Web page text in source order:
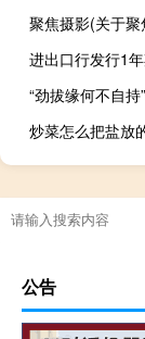
聚焦摄影(关于
“劲拔缘何不自持
炒菜怎么把盐放
公告